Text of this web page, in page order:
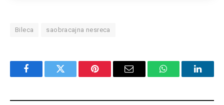
Bileca saobracajna nesreca
FacebookTwitter Pinterest Email WhatsApp